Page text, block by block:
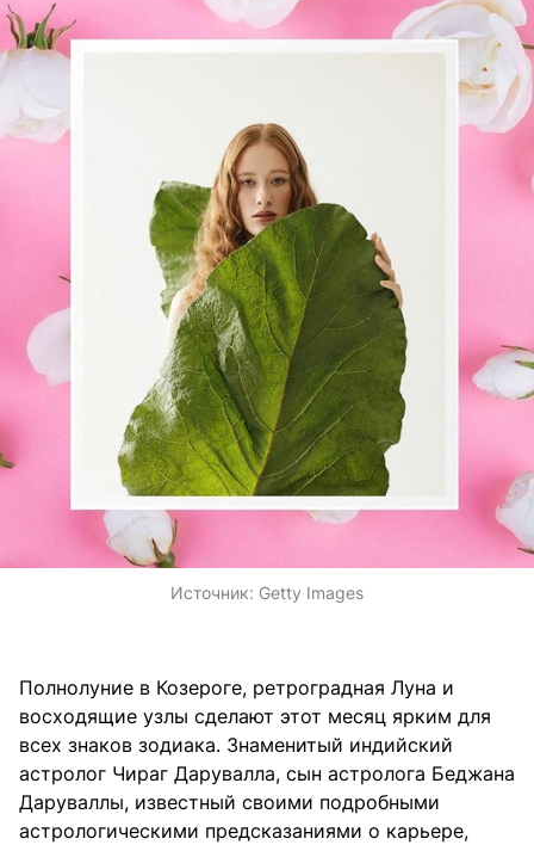
Источник: Getty Images
Полнолуние в Козероге, ретроградная Луна и
восходящие узлы сделают этот месяц ярким для
всех знаков зодиака. Знаменитый индийский
астролог Чираг Дарувалла, сын астролога Беджана
Даруваллы, известный своими подробными
астрологическими предсказаниями о карьере,